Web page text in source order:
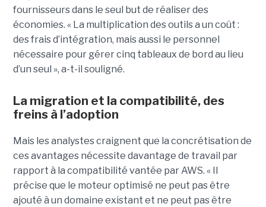
fournisseurs dans le seul but de réaliser des
économies. « La multiplication des outils a un coût :
des frais d’intégration, mais aussi le personnel
nécessaire pour gérer cinq tableaux de bord au lieu
d’un seul », a-t-il souligné.
La migration et la compatibilité, des
freins à l’adoption
Mais les analystes craignent que la concrétisation de
ces avantages nécessite davantage de travail par
rapport à la compatibilité vantée par AWS. « Il
précise que le moteur optimisé ne peut pas être
ajouté à un domaine existant et ne peut pas être